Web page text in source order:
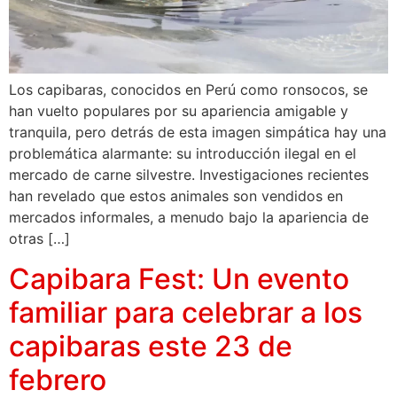
Los capibaras, conocidos en Perú como ronsocos, se
han vuelto populares por su apariencia amigable y
tranquila, pero detrás de esta imagen simpática hay una
problemática alarmante: su introducción ilegal en el
mercado de carne silvestre. Investigaciones recientes
han revelado que estos animales son vendidos en
mercados informales, a menudo bajo la apariencia de
otras […]
Capibara Fest: Un evento
familiar para celebrar a los
capibaras este 23 de
febrero